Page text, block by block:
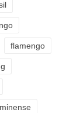
flamengo